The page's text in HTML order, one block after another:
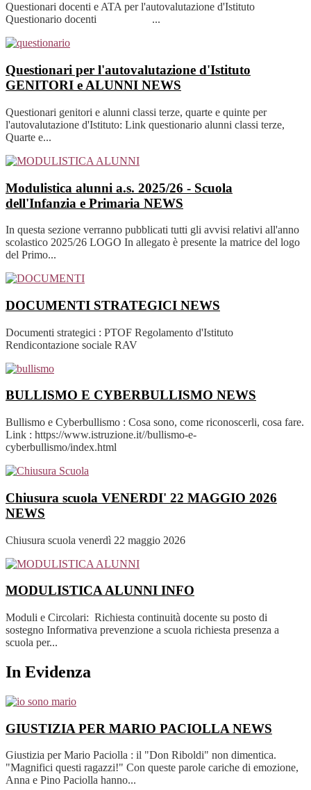
Questionari docenti e ATA per l'autovalutazione d'Istituto
Questionario docenti ...
Questionari per l'autovalutazione d'Istituto
GENITORI e ALUNNI NEWS
Questionari genitori e alunni classi terze, quarte e quinte per
l'autovalutazione d'Istituto: Link questionario alunni classi terze,
Quarte e...
Modulistica alunni a.s. 2025/26 - Scuola
dell'Infanzia e Primaria NEWS
In questa sezione verranno pubblicati tutti gli avvisi relativi all'anno
scolastico 2025/26 LOGO In allegato è presente la matrice del logo
del Primo...
DOCUMENTI STRATEGICI NEWS
Documenti strategici : PTOF Regolamento d'Istituto
Rendicontazione sociale RAV
BULLISMO E CYBERBULLISMO NEWS
Bullismo e Cyberbullismo : Cosa sono, come riconoscerli, cosa fare.
Link : https://www.istruzione.it//bullismo-e-
cyberbullismo/index.html
Chiusura scuola VENERDI' 22 MAGGIO 2026
NEWS
Chiusura scuola venerdì 22 maggio 2026
MODULISTICA ALUNNI INFO
Moduli e Circolari: Richiesta continuità docente su posto di
sostegno Informativa prevenzione a scuola richiesta presenza a
scuola per...
In Evidenza
GIUSTIZIA PER MARIO PACIOLLA NEWS
Giustizia per Mario Paciolla : il "Don Riboldi" non dimentica.
"Magnifici questi ragazzi!" Con queste parole cariche di emozione,
Anna e Pino Paciolla hanno...